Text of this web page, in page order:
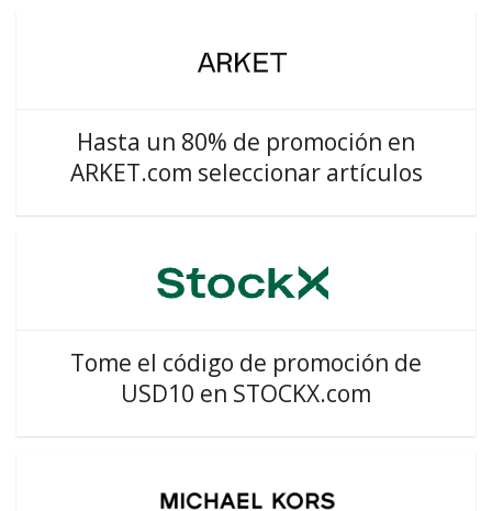
Hasta un 80% de promoción en
ARKET.com seleccionar artículos
Tome el código de promoción de
USD10 en STOCKX.com